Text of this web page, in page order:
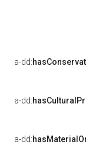
a-dd:
a-dd:
a-dd: